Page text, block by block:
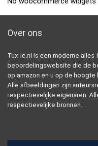
Over ons
Tux-ie.nl is een moderne
beoordelingswebsite die de
op amazon en u op de
Alle afbeeldingen zijn
respectievelijke eigenaren.
respectievelijke bronnen.